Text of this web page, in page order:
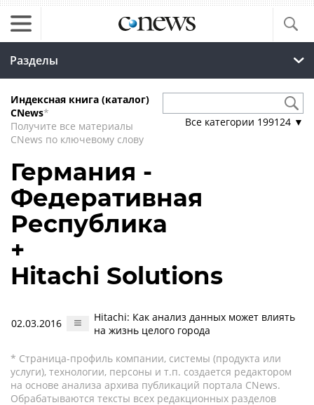
Разделы
Индексная книга (каталог)
CNews*
Получите все материалы
CNews по ключевому слову
Все категории 199124 ▼
Германия -
Федеративная
Республика
+
Hitachi Solutions
02.03.2016
Hitachi: Как анализ данных может влиять
на жизнь целого города
* Страница-профиль компании, системы (продукта или
услуги), технологии, персоны и т.п. создается редактором
на основе анализа архива публикаций портала CNews.
Обрабатываются тексты всех редакционных разделов